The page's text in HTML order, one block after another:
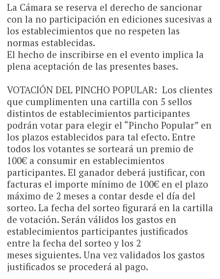
La Cámara se reserva el derecho de sancionar
con la no participación en ediciones sucesivas a
los establecimientos que no respeten las
normas establecidas.
El hecho de inscribirse en el evento implica la
plena aceptación de las presentes bases.
VOTACIÓN DEL PINCHO POPULAR: Los clientes
que cumplimenten una cartilla con 5 sellos
distintos de establecimientos participantes
podrán votar para elegir el “Pincho Popular” en
los plazos establecidos para tal efecto. Entre
todos los votantes se sorteará un premio de
100€ a consumir en establecimientos
participantes. El ganador deberá justificar, con
facturas el importe mínimo de 100€ en el plazo
máximo de 2 meses a contar desde el día del
sorteo. La fecha del sorteo figurará en la cartilla
de votación. Serán válidos los gastos en
establecimientos participantes justificados
entre la fecha del sorteo y los 2
meses siguientes. Una vez validados los gastos
justificados se procederá al pago.